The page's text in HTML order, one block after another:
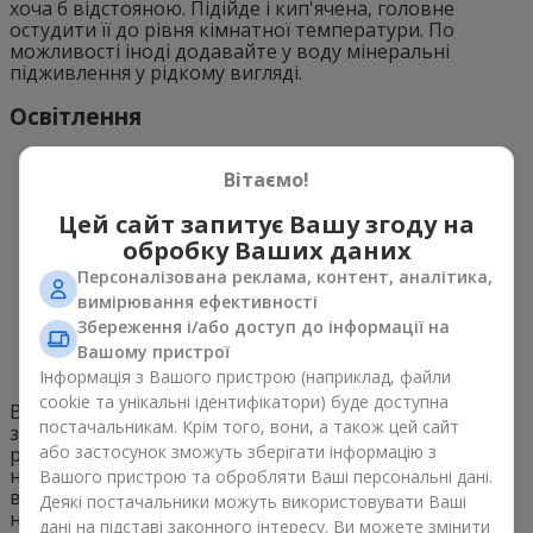
хоча б відстояною. Підійде і кип'ячена, головне
остудити її до рівня кімнатної температури. По
можливості іноді додавайте у воду мінеральні
підживлення у рідкому вигляді.
Освітлення
Від інтенсивності освітлення залежить яскравість
забарвлення листя, і навіть загальне здоров'я
рослини. Так, фікус бенджаміна дуже любить, коли на
нього потрапляє багато світла. Тому ставте його на
вікно сонячної орієнтації. Єдине, кущ обов'язково
необхідно захищати від прямих сонячних променів
Вітаємо!
Цей сайт запитує Вашу згоду на
обробку Ваших даних
Персоналізована реклама, контент, аналітика,
вимірювання ефективності
Збереження і/або доступ до інформації на
Вашому пристрої
Інформація з Вашого пристрою (наприклад, файли
cookie та унікальні ідентифікатори) буде доступна
постачальникам. Крім того, вони, а також цей сайт
або застосунок зможуть зберігати інформацію з
Вашого пристрою та обробляти Ваші персональні дані.
Деякі постачальники можуть використовувати Ваші
дані на підставі законного інтересу. Ви можете змінити